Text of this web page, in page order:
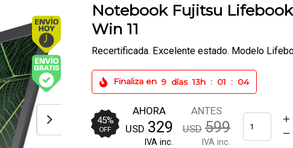
Envío hoy. Comprando antes de 13Hs.
Envío
gratis
(Ver
Envíos y
Notebook Fujitsu Lifebook
Win 11
Recertificada. Excelente estado. Modelo
Finaliza en 9 días 13h : 01 : 03
45%
OFF
ANTES
USD 599
IVA inc.
AHORA
USD 329
IVA inc.